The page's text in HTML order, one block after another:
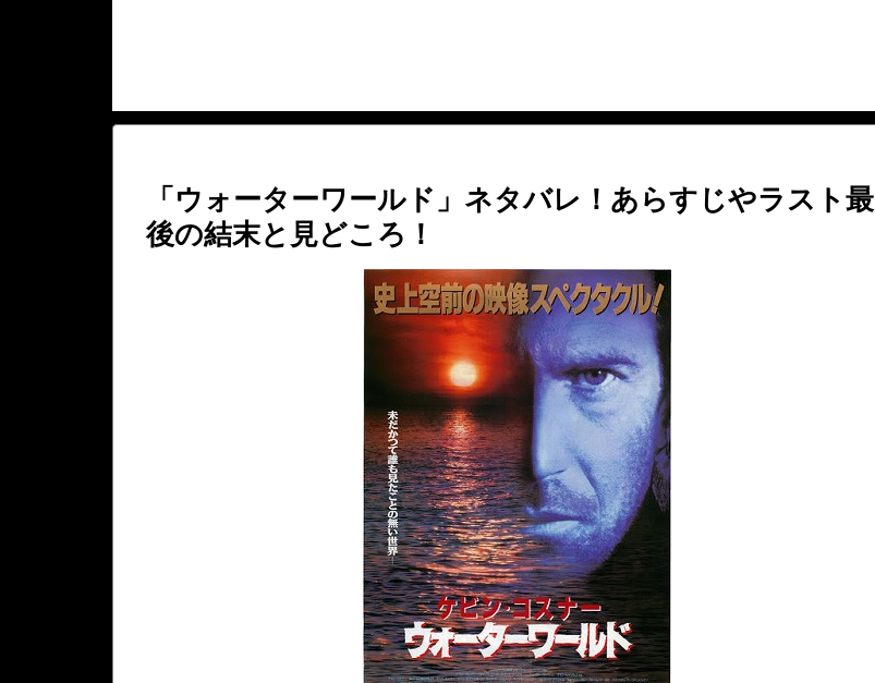
「ウォーターワールド」ネタバレ！あらすじやラスト最
後の結末と見どころ！